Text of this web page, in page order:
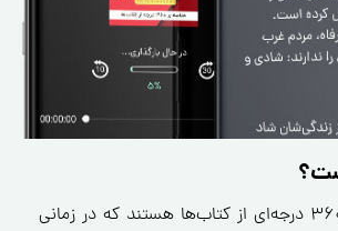
نانو‌ها خلاصه‌ای ۳۶۰ درجه‌ای از کتاب‌ها هستند که در زمانی